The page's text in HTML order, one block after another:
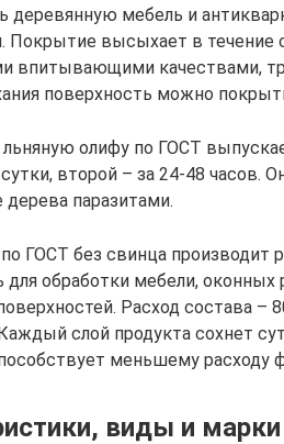
деревянную мебель и
Покрытие высыхает в
впитывающими качествами,
поверхность можно
олифу по ГОСТ
второй – за 24-48 часов.
паразитами.
ГОСТ без свинца производит
для обработки мебели, оконных
Расход состава –
слой продукта сохнет
меньшему расходу
виды и